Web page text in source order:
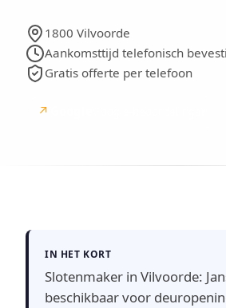
1800 Vilvoorde
Aankomsttijd telefonisch
Gratis offerte per telefoon
↗
IN HET KORT
Slotenmaker in Vilvoorde:
beschikbaar voor